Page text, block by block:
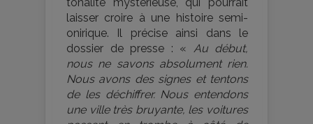
tonalité mystérieuse, qui pourrait
laisser croire à une histoire semi-
onirique. Il précise ainsi dans le
dossier de presse : « Au début,
nous ne savons absolument rien.
Nous avons des signes et tentons
de les déchiffrer. Nous entendons
une ville très bruyante, les voitures